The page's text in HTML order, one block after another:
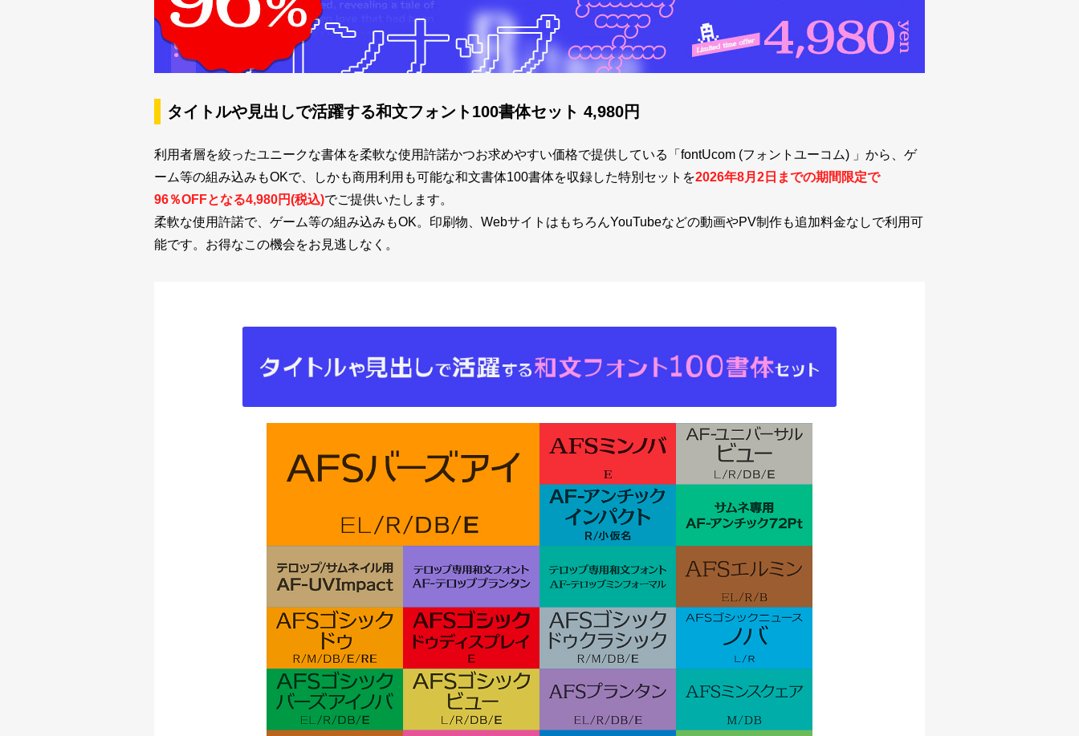
タイトルや見出しで活躍する和文フォント100書体セット 4,980円
利用者層を絞ったユニークな書体を柔軟な使用許諾かつお求めやすい価格で提供している「fontUcom (フォントユーコム) 」から、ゲ
ーム等の組み込みもOKで、しかも商用利用も可能な和文書体100書体を収録した特別セットを2026年8月2日までの期間限定で
96％OFFとなる4,980円(税込)でご提供いたします。
柔軟な使用許諾で、ゲーム等の組み込みもOK。印刷物、WebサイトはもちろんYouTubeなどの動画やPV制作も追加料金なしで利用可
能です。お得なこの機会をお見逃しなく。